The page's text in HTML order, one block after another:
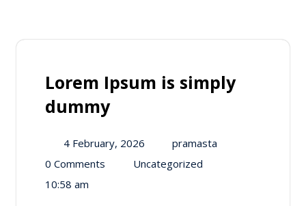
Lorem Ipsum is simply
dummy
4 February, 2026
pramasta
0 Comments
Uncategorized
10:58 am